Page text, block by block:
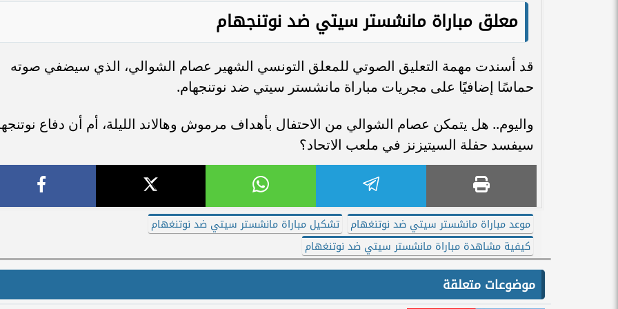
معلقمباراة مانشستر سيتي ضد نوتنجهام
قد أسندت مهمة التعليق الصوتي للمعلق التونسي الشهير عصام الشوالي، الذي سيضفي صوته
حماسًا إضافيًا على مجريات مباراة مانشستر سيتي ضد نوتنجهام.
واليوم.. هل يتمكن عصام الشوالي من الاحتفال بأهداف مرموش وهالاند الليلة، أم أن دفاع
سيفسد حفلة السيتيزنز في ملعب الاتحاد؟
موعد مباراة مانشستر سيتي ضد نوتنغهام
تشكيل مباراة مانشستر سيتي ضد نوتنغهام
كيفية مشاهدة مباراة مانشستر سيتي ضد نوتنغهام
موضوعات متعلقة